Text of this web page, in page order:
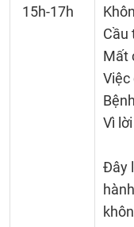
15h-17h
Cầu
Mất
Việc
Vì
Đây